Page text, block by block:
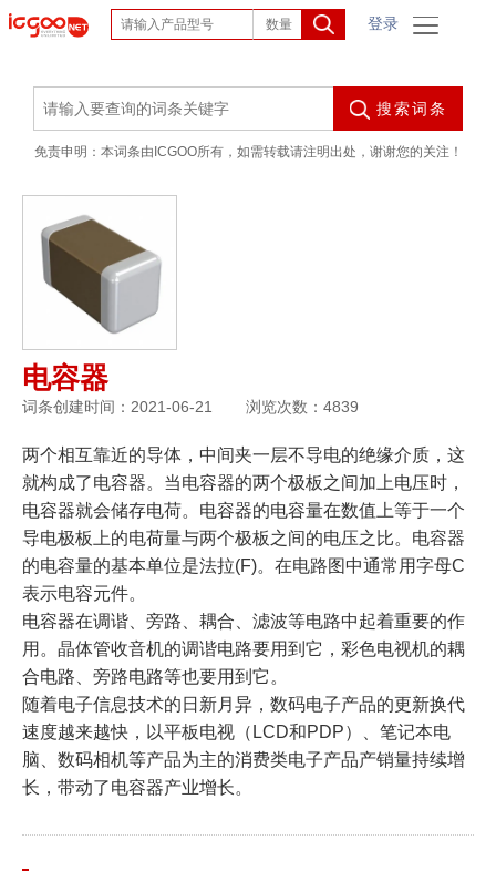
登录
搜索词条
免责申明：本词条由ICGOO所有，如需转载请注明出处，谢谢您的关注！
电容器
词条创建时间：2021-06-21 浏览次数：4839
两个相互靠近的导体，中间夹一层不导电的绝缘介质，这
就构成了电容器。当电容器的两个极板之间加上电压时，
电容器就会储存电荷。电容器的电容量在数值上等于一个
导电极板上的电荷量与两个极板之间的电压之比。电容器
的电容量的基本单位是法拉(F)。在电路图中通常用字母C
表示电容元件。
电容器在调谐、旁路、耦合、滤波等电路中起着重要的作
用。晶体管收音机的调谐电路要用到它，彩色电视机的耦
合电路、旁路电路等也要用到它。
随着电子信息技术的日新月异，数码电子产品的更新换代
速度越来越快，以平板电视（LCD和PDP）、笔记本电
脑、数码相机等产品为主的消费类电子产品产销量持续增
长，带动了电容器产业增长。